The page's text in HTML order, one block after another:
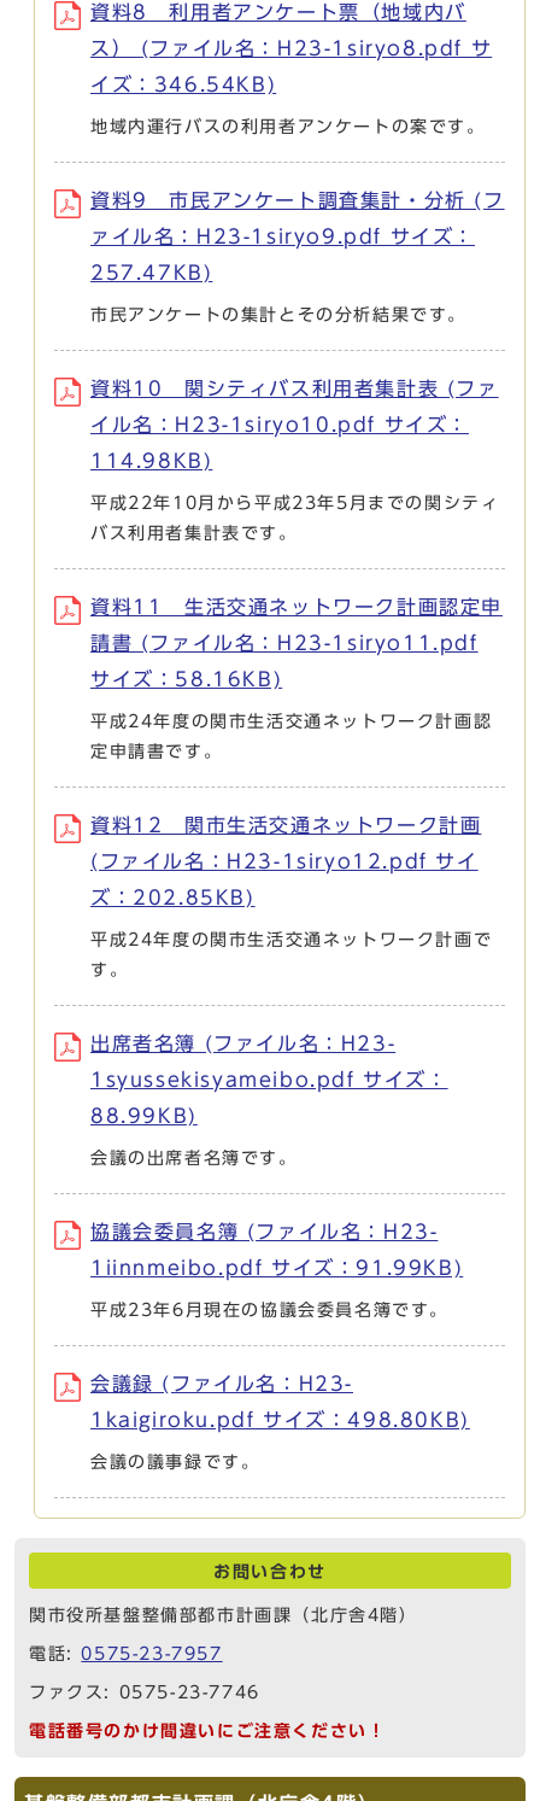
資料8 利用者アンケート票（地域内バ
ス） (ファイル名：H23-1siryo8.pdf サ
イズ：346.54KB)
地域内運行バスの利用者アンケートの案です。
資料9 市民アンケート調査集計・分析 (フ
ァイル名：H23-1siryo9.pdf サイズ：
257.47KB)
市民アンケートの集計とその分析結果です。
資料10 関シティバス利用者集計表 (ファ
イル名：H23-1siryo10.pdf サイズ：
114.98KB)
平成22年10月から平成23年5月までの関シティ
バス利用者集計表です。
資料11 生活交通ネットワーク計画認定申
請書 (ファイル名：H23-1siryo11.pdf
サイズ：58.16KB)
平成24年度の関市生活交通ネットワーク計画認
定申請書です。
資料12 関市生活交通ネットワーク計画
(ファイル名：H23-1siryo12.pdf サイ
ズ：202.85KB)
平成24年度の関市生活交通ネットワーク計画で
す。
出席者名簿 (ファイル名：H23-
1syussekisyameibo.pdf サイズ：
88.99KB)
会議の出席者名簿です。
協議会委員名簿 (ファイル名：H23-
1iinnmeibo.pdf サイズ：91.99KB)
平成23年6月現在の協議会委員名簿です。
会議録 (ファイル名：H23-
1kaigiroku.pdf サイズ：498.80KB)
会議の議事録です。
お問い合わせ
関市役所基盤整備部都市計画課（北庁舎4階）
電話:0575-23-7957
ファクス: 0575-23-7746
電話番号のかけ間違いにご注意ください！